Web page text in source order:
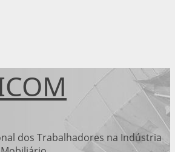
dos Trabalhadores na Indústria